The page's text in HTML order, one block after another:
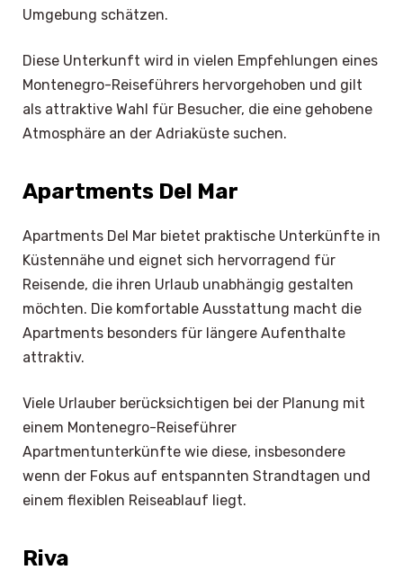
Umgebung schätzen.
Diese Unterkunft wird in vielen Empfehlungen eines
Montenegro-Reiseführers hervorgehoben und gilt
als attraktive Wahl für Besucher, die eine gehobene
Atmosphäre an der Adriaküste suchen.
Apartments Del Mar
Apartments Del Mar bietet praktische Unterkünfte in
Küstennähe und eignet sich hervorragend für
Reisende, die ihren Urlaub unabhängig gestalten
möchten. Die komfortable Ausstattung macht die
Apartments besonders für längere Aufenthalte
attraktiv.
Viele Urlauber berücksichtigen bei der Planung mit
einem Montenegro-Reiseführer
Apartmentunterkünfte wie diese, insbesondere
wenn der Fokus auf entspannten Strandtagen und
einem flexiblen Reiseablauf liegt.
Riva